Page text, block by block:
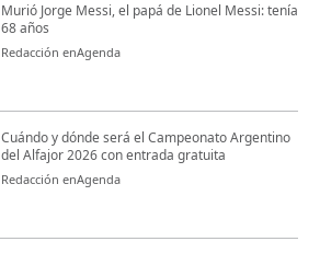
Murió Jorge Messi, el papá de Lionel Messi: tenía
68 años
Redacción enAgenda
Cuándo y dónde será el Campeonato Argentino
del Alfajor 2026 con entrada gratuita
Redacción enAgenda